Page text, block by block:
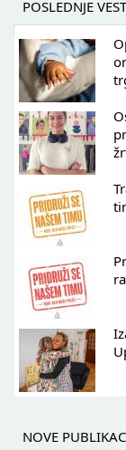
POSLEDNJE
NOVE